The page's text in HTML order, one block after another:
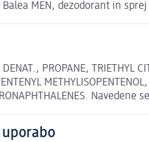
MEN, dezodorant in sprej
PROPANE, TRIETHYL
uporabo